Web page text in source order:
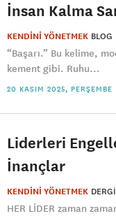
İnsan Kalma
KENDİNİ YÖNETMEK BLOG
“Başarı.” Bu kelime,
kement gibi. Ruhu...
20 KASIM 2025, PERŞEMBE
Liderleri
İnançlar
KENDİNİ YÖNETMEK DERGI
HER LİDER zaman